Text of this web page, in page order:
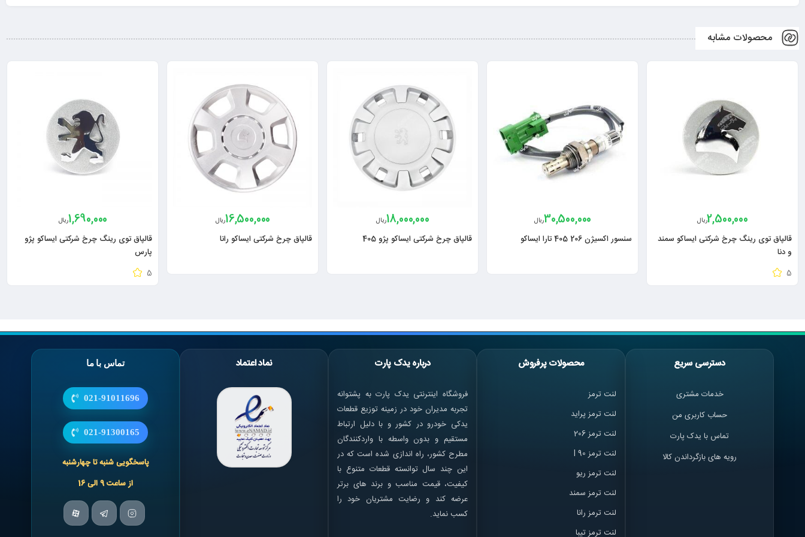
محصولات مشابه
2,500,000ریال
قالپاق توی رینگ چرخ شرکتی ایساکو سمند
و دنا
5
30,500,000ریال
سنسور اکسیژن 206 405 تارا ایساکو
18,000,000ریال
قالپاق چرخ شرکتی ایساکو پژو 405
16,500,000ریال
قالپاق چرخ شرکتی ایساکو رانا
1,690,000ریال
قالپاق توی رینگ چرخ شرکتی ایساکو پژو
پارس
5
دسترسی سریع
خدمات مشتری
حساب کاربری من
تماس با یدک پارت
رویه های بازگرداندن کالا
محصولات پرفروش
لنت ترمز
لنت ترمز پراید
لنت ترمز 206
لنت ترمز l 90
لنت ترمز ریو
لنت ترمز سمند
لنت ترمز رانا
لنت ترمز تیبا
درباره یدک پارت
فروشگاه اینترنتی یدک پارت به پشتوانه
تجربه مدیران خود در زمینه توزیع قطعات
یدکی خودرو در کشور و با دلیل ارتباط
مستقیم و بدون واسطه با واردکنندگان
مطرح کشور، راه اندازی شده است که در
این چند سال توانسته قطعات متنوع با
کیفیت، قیمت مناسب و برند های برتر
عرضه کند و رضایت مشتریان خود را
کسب نماید.
نماد اعتماد تماس با ما
021-91011696
021-91300165
پاسخگویی شنبه تا چهارشنبه
از ساعت 9 الی 16